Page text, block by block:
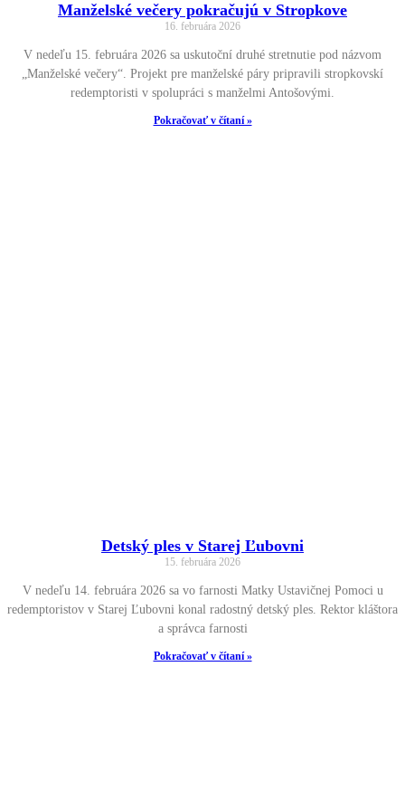
Manželské večery pokračujú v Stropkove
16. februára 2026
V nedeľu 15. februára 2026 sa uskutoční druhé stretnutie pod názvom
„Manželské večery“. Projekt pre manželské páry pripravili stropkovskí
redemptoristi v spolupráci s manželmi Antošovými.
Pokračovať v čítaní »
Detský ples v Starej Ľubovni
15. februára 2026
V nedeľu 14. februára 2026 sa vo farnosti Matky Ustavičnej Pomoci u
redemptoristov v Starej Ľubovni konal radostný detský ples. Rektor kláštora
a správca farnosti
Pokračovať v čítaní »